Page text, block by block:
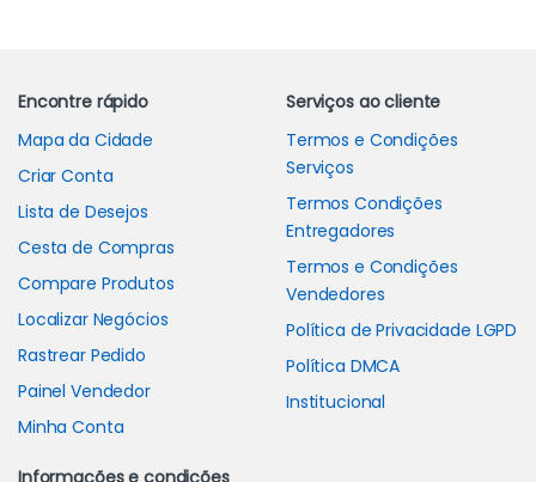
Encontre rápido
Mapa da Cidade
Criar Conta
Lista de Desejos
Cesta de Compras
Compare Produtos
Localizar Negócios
Rastrear Pedido
Painel Vendedor
Minha Conta
Serviços ao cliente
Termos e Condições
Serviços
Termos Condições
Entregadores
Termos e Condições
Vendedores
Política de Privacidade LGPD
Política DMCA
Institucional